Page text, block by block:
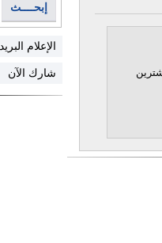
إبحــــث
الإعلام
شارك الآن